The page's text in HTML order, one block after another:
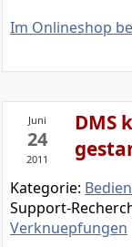
Im Onlineshop
Juni
24
2011
DMS
Kategorie:
Support-
Verknuepfungen